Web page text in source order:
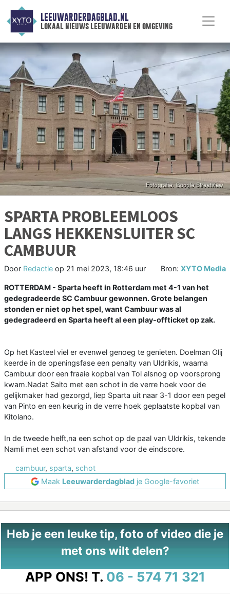
LEEUWARDERDAGBLAD.NL
lokaal nieuws leeuwarden en omgeving
SPARTA PROBLEEMLOOS
LANGS HEKKENSLUITER SC
CAMBUUR
Door Redactie op 21 mei 2023, 18:46 uur Bron: XYTO Media
ROTTERDAM - Sparta heeft in Rotterdam met 4-1 van het
gedegradeerde SC Cambuur gewonnen. Grote belangen
stonden er niet op het spel, want Cambuur was al
gedegradeerd en Sparta heeft al een play-offticket op zak.
Op het Kasteel viel er evenwel genoeg te genieten. Doelman Olij
keerde in de openingsfase een penalty van Uldrikis, waarna
Cambuur door een fraaie kopbal van Tol alsnog op voorsprong
kwam.Nadat Saito met een schot in de verre hoek voor de
gelijkmaker had gezorgd, liep Sparta uit naar 3-1 door een pegel
van Pinto en een keurig in de verre hoek geplaatste kopbal van
Kitolano.
In de tweede helft,na een schot op de paal van Uldrikis, tekende
Namli met een schot van afstand voor de eindscore.
cambuur, sparta, schot
Maak Leeuwarderdagblad je Google-favoriet
Heb je een leuke tip, foto of video die je
met ons wilt delen?
APP ONS! T. 06 - 574 71 321